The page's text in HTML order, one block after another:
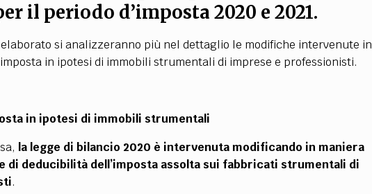
il periodo d’imposta 2020 e 2021.
si analizzeranno più nel dettaglio le modifiche intervenute in
in ipotesi di immobili strumentali di imprese e professionisti.
in ipotesi di immobili strumentali
la legge di bilancio 2020 è intervenuta modificando in maniera
di deducibilità dell’imposta assolta sui fabbricati strumentali di
.